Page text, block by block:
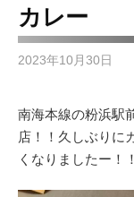
カレー
2023年10月30日
南海本線の粉浜駅
店！！久しぶりに
くなりましたー！